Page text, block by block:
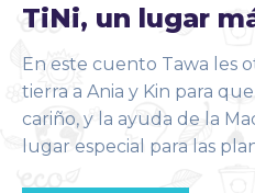
TiNi, un lugar
En este cuento Tawa les
tierra a Ania y Kin para
cariño, y la ayuda de la
lugar especial para las